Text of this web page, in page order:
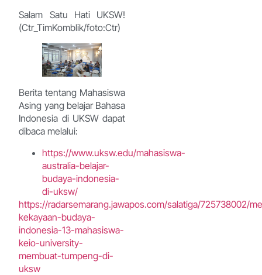
Salam Satu Hati UKSW!
(Ctr_TimKomblik/foto:Ctr)
Berita tentang Mahasiswa
Asing yang belajar Bahasa
Indonesia di UKSW dapat
dibaca melalui:
https://www.uksw.edu/mahasiswa-
australia-belajar-
budaya-indonesia-
di-uksw/
https://radarsemarang.jawapos.com/salatiga/725738002/
kekayaan-budaya-
indonesia-13-mahasiswa-
keio-university-
membuat-tumpeng-di-
uksw